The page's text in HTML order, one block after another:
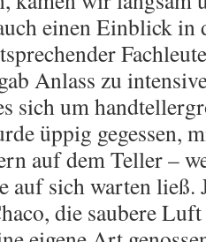
einen Einblick
Anlass zu
sich um
üppig gegessen,
auf dem Teller –
auf sich warten ließ.
die saubere